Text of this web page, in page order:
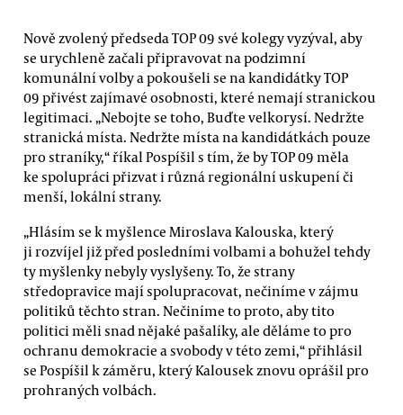
Nově zvolený předseda TOP 09 své kolegy vyzýval, aby
se urychleně začali připravovat na podzimní
komunální volby a pokoušeli se na kandidátky TOP
09 přivést zajímavé osobnosti, které nemají stranickou
legitimaci. „Nebojte se toho, Buďte velkorysí. Nedržte
stranická místa. Nedržte místa na kandidátkách pouze
pro straníky,“ říkal Pospíšil s tím, že by TOP 09 měla
ke spolupráci přizvat i různá regionální uskupení či
menší, lokální strany.
„Hlásím se k myšlence Miroslava Kalouska, který
ji rozvíjel již před posledními volbami a bohužel tehdy
ty myšlenky nebyly vyslyšeny. To, že strany
středopravice mají spolupracovat, nečiníme v zájmu
politiků těchto stran. Nečiníme to proto, aby tito
politici měli snad nějaké pašalíky, ale děláme to pro
ochranu demokracie a svobody v této zemi,“ přihlásil
se Pospíšil k záměru, který Kalousek znovu oprášil pro
prohraných volbách.